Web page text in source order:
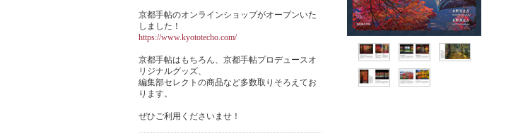
京都手帖のオンラインショップがオープンいた
しました！
https://www.kyototecho.com/
京都手帖はもちろん、京都手帖プロデュースオ
リジナルグッズ、
編集部セレクトの商品など多数取りそろえてお
ります。
ぜひご利用くださいませ！